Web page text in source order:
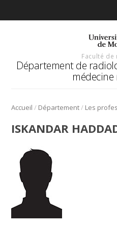
Faculté de
Département de
Accueil / Département/ Les
ISKANDAR